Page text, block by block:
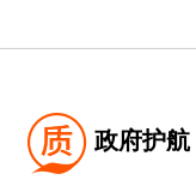
政府护航